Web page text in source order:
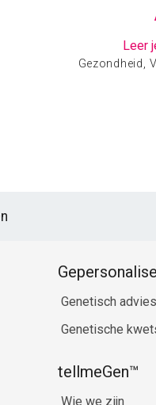
Leer
Gezondheid,
Genetisch advies
Genetische
tellmeGen™
Wie we zijn